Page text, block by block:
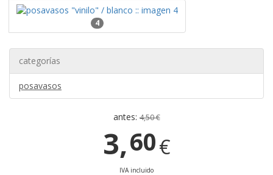
4
categorías
posavasos
antes:4,50 €
3,60€
IVA incluido